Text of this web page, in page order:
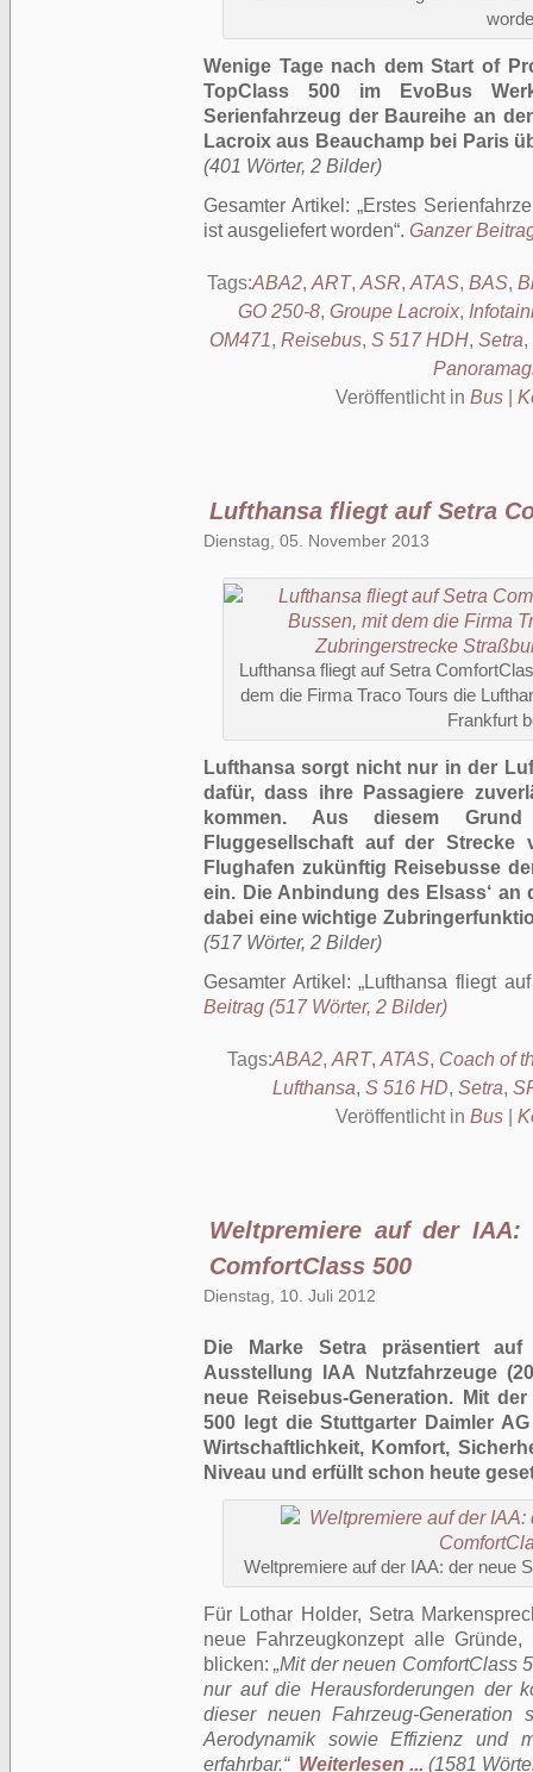
Wenige Tage nach dem Start of
TopClass 500 im EvoBus
Serienfahrzeug der Baureihe an
Lacroix aus Beauchamp bei Paris
(401 Wörter, 2 Bilder)
Gesamter Artikel:
Erstes
ist ausgeliefert worden . Ganzer
Tags:ABA2, ART, ASR, ATAS, BAS,
GO 250-8, Groupe Lacroix,
OM471, Reisebus, S 517 HDH, Setra,
Veröffentlicht in Bus|
Lufthansa fliegt auf Setra
Dienstag, 05. November 2013
Lufthansa fliegt auf Setra
dem die Firma Traco Tours die
Frankfurt
Lufthansa sorgt nicht nur in der
dafür, dass ihre Passagiere
kommen. Aus diesem
Fluggesellschaft auf der Strecke
Flughafen zukünftig Reisebusse
ein. Die Anbindung des Elsass‘
dabei eine wichtige
(517 Wörter, 2 Bilder)
Gesamter Artikel: Lufthansa fliegt
Beitrag (517 Wörter, 2 Bilder)
Tags:ABA2, ART, ATAS, Coach of
Lufthansa, S 516 HD, Setra,
Veröffentlicht in Bus|
Weltpremiere auf der IAA:
ComfortClass 500
Dienstag, 10. Juli 2012
Die Marke Setra präsentiert
Ausstellung IAA Nutzfahrzeuge
neue Reisebus-Generation. Mit
500 legt die Stuttgarter Daimler
Wirtschaftlichkeit, Komfort,
Niveau und erfüllt schon heute
Weltpremiere auf der IAA: der neue
Für Lothar Holder, Setra
neue Fahrzeugkonzept alle
blicken:„Mit der neuen ComfortClass
nur auf die Herausforderungen der
dieser neuen Fahrzeug-
Aerodynamik sowie Effizienz und
erfahrbar.“ Weiterlesen ... (1581